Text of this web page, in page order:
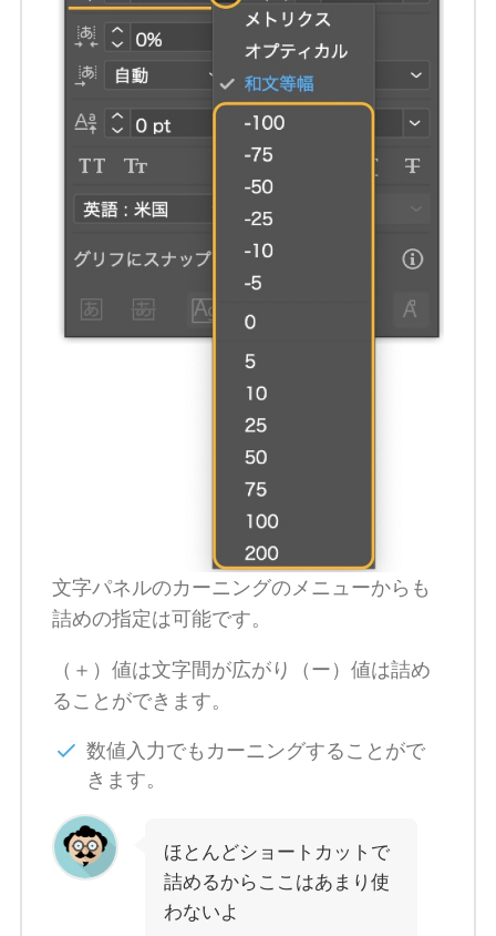
文字パネルのカーニングのメニューからも
詰めの指定は可能です。
（＋）値は文字間が広がり（ー）値は詰め
ることができます。
数値入力でもカーニングすることがで
きます。
ほとんどショートカットで
詰めるからここはあまり使
わないよ